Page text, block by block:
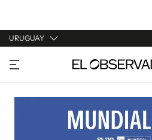
URUGUAY
URUGUAY
ARGENTINA
ESTADOS UNIDOS